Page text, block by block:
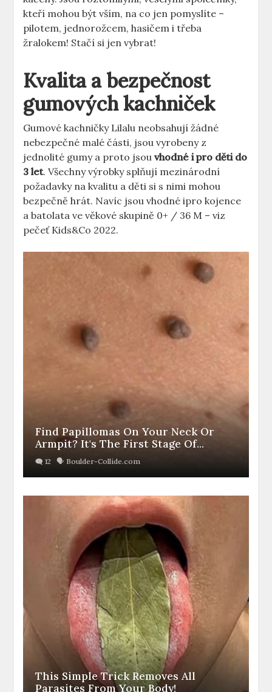
kteří mohou být vším, na co jen pomyslíte –
pilotem, jednorožcem, hasičem i třeba
žralokem! Stačí si jen vybrat!
Kvalita a bezpečnost
gumových kachniček
Gumové kachničky Lilalu neobsahují žádné
nebezpečné malé části, jsou vyrobeny z
jednolité gumy a proto jsouvhodné i pro děti do
3 let. Všechny výrobky splňují mezinárodní
požadavky na kvalitu a děti si s nimi mohou
bezpečně hrát. Navíc jsou vhodné ipro kojence
a batolata ve věkové skupině 0+ / 36 M – viz
pečeť Kids&Co 2022.
Find Papillomas On Your Neck Or
Armpit? It's The First Stage Of...
This Simple Trick Removes All
Parasites From Your Body!